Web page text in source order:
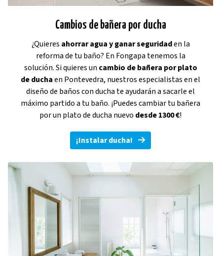
Cambios de bañera por ducha
¿Quieres ahorrar agua y ganar seguridaden la
reforma de tu baño? En Fongapa tenemos la
solución. Si quieres un cambio de bañera por plato
de duchaen Pontevedra, nuestros especialistas en el
diseño de baños con ducha te ayudarán a sacarle el
máximo partido a tu baño. ¡Puedes cambiar tu bañera
por un plato de ducha nuevo desde 1300 €!
¡Instalar ducha!